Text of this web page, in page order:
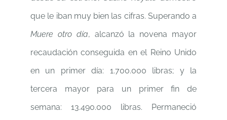
que le iban muy bien las cifras. Superando a
Muere otro día, alcanzó la novena mayor
recaudación conseguida en el Reino Unido
en un primer día: 1.700.000 libras; y la
tercera mayor para un primer fin de
semana: 13.490.000 libras. Permaneció